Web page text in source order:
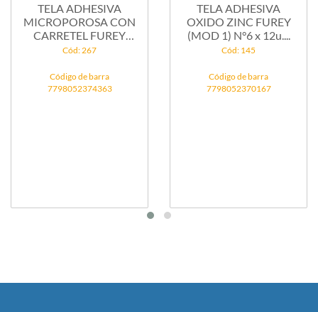
TELA ADHESIVA
MICROPOROSA CON
CARRETEL FUREY
(MOD...
Cód: 267
Código de barra
7798052374363
TELA ADHESIVA
OXIDO ZINC FUREY
(MOD 1) N°6 x 12u....
Cód: 145
Código de barra
7798052370167